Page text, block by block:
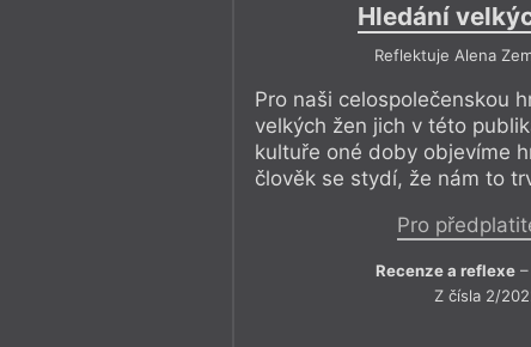
Hledání
Reflektuje Alena
Pro naši celospolečenskou
velkých žen jich v této
kultuře oné doby objevíme
člověk se stydí, že nám to
Pro
Recenze a reflexe–
Z čísla 2/